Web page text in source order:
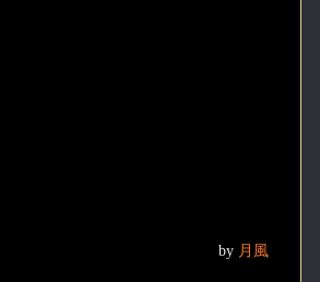
by 月風